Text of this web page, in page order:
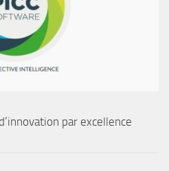
par excellence